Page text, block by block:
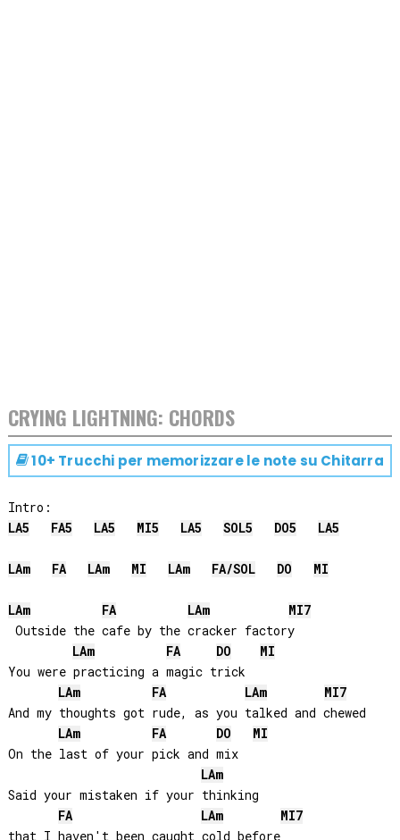
CRYING LIGHTNING: CHORDS
10+ Trucchi per memorizzare le note su Chitarra
LA5 FA5 LA5 MI5 LA5 SOL5 DO5 LA5
LAm FA LAm MI LAm FA/SOL DO MI
LAm FA LAm MI7
Outside the cafe by the cracker factory
LAm FA DO
MI
You were practicing a magic trick
LAm FA LAm MI7
And my thoughts got rude, as you talked and chewed
LAm FA DO
MI
On the last of your pick and mix
LAm
Said your mistaken if your thinking
FA
LAm MI7